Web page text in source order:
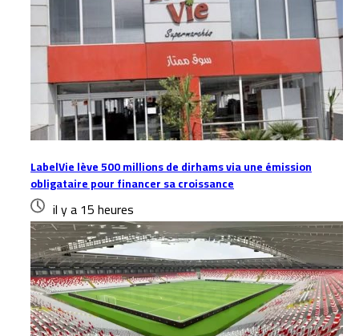
LabelVie lève 500 millions de dirhams via une émission
obligataire pour financer sa croissance
il y a 15 heures